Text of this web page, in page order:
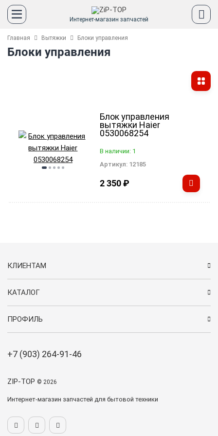
Интернет-магазин запчастей
Главная Вытяжки Блоки управления
Блоки управления
Блок управления
вытяжки Haier
0530068254
В наличии: 1
Артикул: 12185
2 350₽
ZIP-TOP © 2026
Интернет-магазин запчастей для бытовой техники
КЛИЕНТАМ
КАТАЛОГ
ПРОФИЛЬ
+7 (903) 264-91-46